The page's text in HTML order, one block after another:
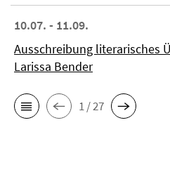
10.07. - 11.09.
Ausschreibung literarisches
Larissa Bender
1 / 27